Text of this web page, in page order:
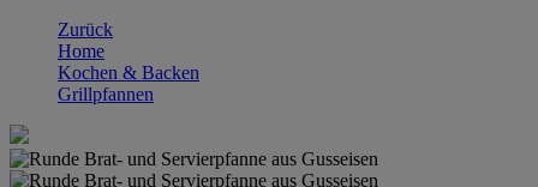
Zurück
Home
Kochen & Backen
Grillpfannen